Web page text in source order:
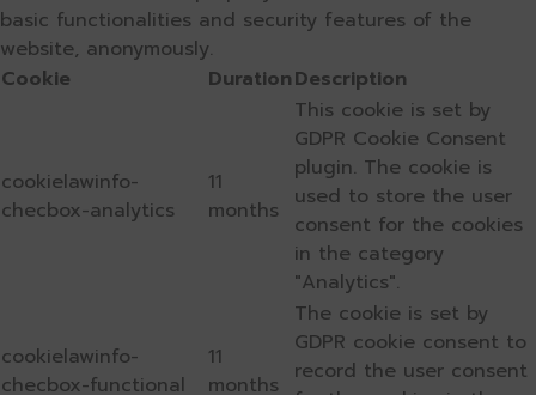
basic functionalities and security features of the
website, anonymously.
Cookie
DurationDescription
cookielawinfo-
checbox-analytics
11
months
This cookie is set by
GDPR Cookie Consent
plugin. The cookie is
used to store the user
consent for the cookies
in the category
"Analytics".
cookielawinfo-
checbox-functional
11
months
The cookie is set by
GDPR cookie consent to
record the user consent